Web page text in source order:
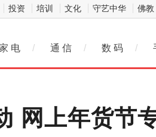
投资 培训 文化 守艺中华 佛教
电 / 通 信 / 数 码 /
网上年货节